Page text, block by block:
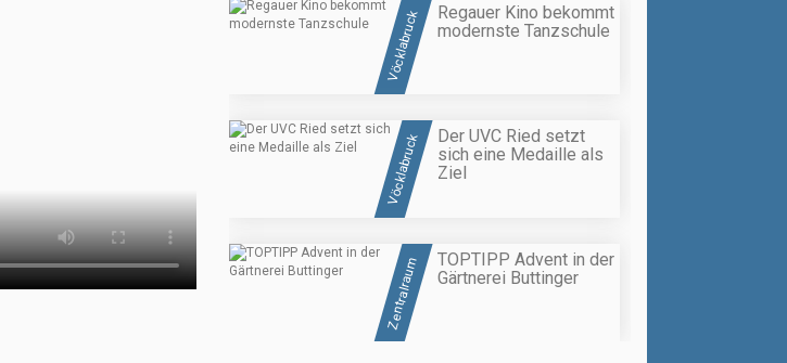
Vöcklabruck
Regauer Kino bekommt
modernste Tanzschule
Vöcklabruck
Der UVC Ried setzt
sich eine Medaille als
Ziel
Zentralraum
TOPTIPP Advent in der
Gärtnerei Buttinger